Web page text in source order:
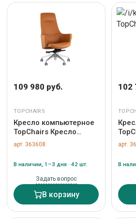
109 980 руб.
TOPCHAIRS
Кресло компьютерное
TopChairs Кресло
руководителя
TopChairs Ferris
УТ000039421
арт. 363608
В наличии, 1–3 дня · 42 шт.
Задать вопрос
В корзину
102
арт.
арт.
В